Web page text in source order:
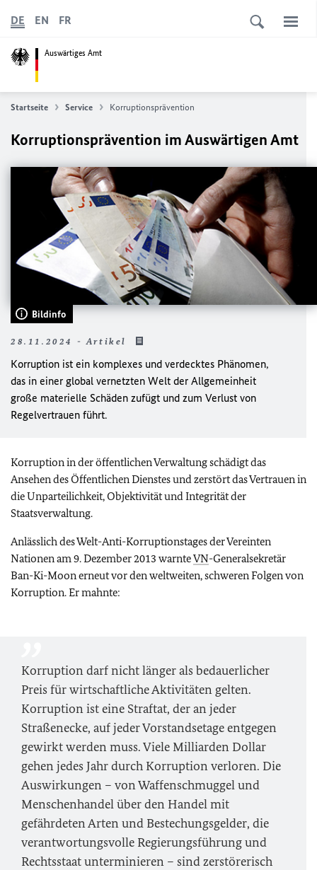
Auswärtiges Amt
DE EN FR
Startseite Service Korruptionsprävention
Korruptionsprävention im Auswärtigen Amt
Bildinfo
28.11.2024 - Artikel
Korruption ist ein komplexes und verdecktes Phänomen,
das in einer global vernetzten Welt der Allgemeinheit
große materielle Schäden zufügt und zum Verlust von
Regelvertrauen führt.
Korruption in der öffentlichen Verwaltung schädigt das
Ansehen des Öffentlichen Dienstes und zerstört das Vertrauen in
die Unparteilichkeit, Objektivität und Integrität der
Staatsverwaltung.
Anlässlich des Welt-Anti-Korruptionstages der Vereinten
Nationen am 9. Dezember 2013 warnteVN-Generalsekretär
Ban-Ki-Moon erneut vor den weltweiten, schweren Folgen von
Korruption. Er mahnte:
Korruption darf nicht länger als bedauerlicher
Preis für wirtschaftliche Aktivitäten gelten.
Korruption ist eine Straftat, der an jeder
Straßenecke, auf jeder Vorstandsetage entgegen
gewirkt werden muss. Viele Milliarden Dollar
gehen jedes Jahr durch Korruption verloren. Die
Auswirkungen – von Waffenschmuggel und
Menschenhandel über den Handel mit
gefährdeten Arten und Bestechungsgelder, die
verantwortungsvolle Regierungsführung und
Rechtsstaat unterminieren – sind zerstörerisch